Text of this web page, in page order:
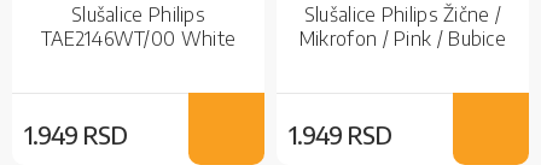
Slušalice Philips
TAE2146WT/00 White
1.949 RSD
Slušalice Philips Žične /
Mikrofon / Pink / Bubice
1.949 RSD